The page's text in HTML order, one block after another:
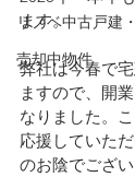
リノベ中古戸建
売却中物件
ます。
弊社は今春で
ますので、開
なりました。
応援していた
のお陰でござい